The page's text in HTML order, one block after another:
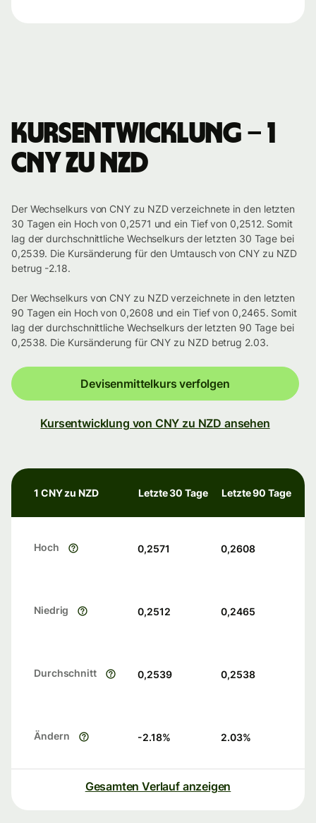
Kursentwicklung – 1
CNY zu NZD
Der Wechselkurs von CNY zu NZD verzeichnete in den letzten
30 Tagen ein Hoch von 0,2571 und ein Tief von 0,2512. Somit
lag der durchschnittliche Wechselkurs der letzten 30 Tage bei
0,2539. Die Kursänderung für den Umtausch von CNY zu NZD
betrug -2.18.
Der Wechselkurs von CNY zu NZD verzeichnete in den letzten
90 Tagen ein Hoch von 0,2608 und ein Tief von 0,2465. Somit
lag der durchschnittliche Wechselkurs der letzten 90 Tage bei
0,2538. Die Kursänderung für CNY zu NZD betrug 2.03.
Devisenmittelkurs verfolgen
Kursentwicklung von CNY zu NZD ansehen
1 CNY zu NZD Letzte 30 Tage Letzte 90 Tage
Hoch 0,2571 0,2608
Niedrig 0,2512 0,2465
Durchschnitt 0,2539 0,2538
Ändern -2.18% 2.03%
Gesamten Verlauf anzeigen